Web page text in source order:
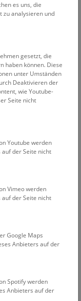
ist das NHM Wien
finden sie
es uns, die
zu analysieren und
gesetzt, die
haben können. Diese
unter Umständen
Deaktivieren der
wie Youtube-
Seite nicht
Youtube werden
der Seite nicht
Vimeo werden
der Seite nicht
Google Maps
Anbieters auf der
Spotify werden
Anbieters auf der